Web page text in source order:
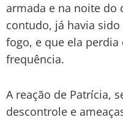
armada e na noite do
contudo, já havia
fogo, e que ela
frequência.
A reação de Patrícia,
descontrole e